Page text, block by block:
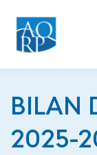
BILAN
2025-